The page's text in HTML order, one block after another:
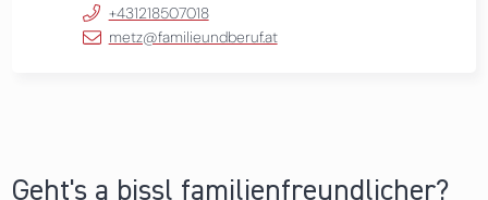
+431218507018
metz@familieundberuf.at
Geht's a bissl familienfreundlicher?